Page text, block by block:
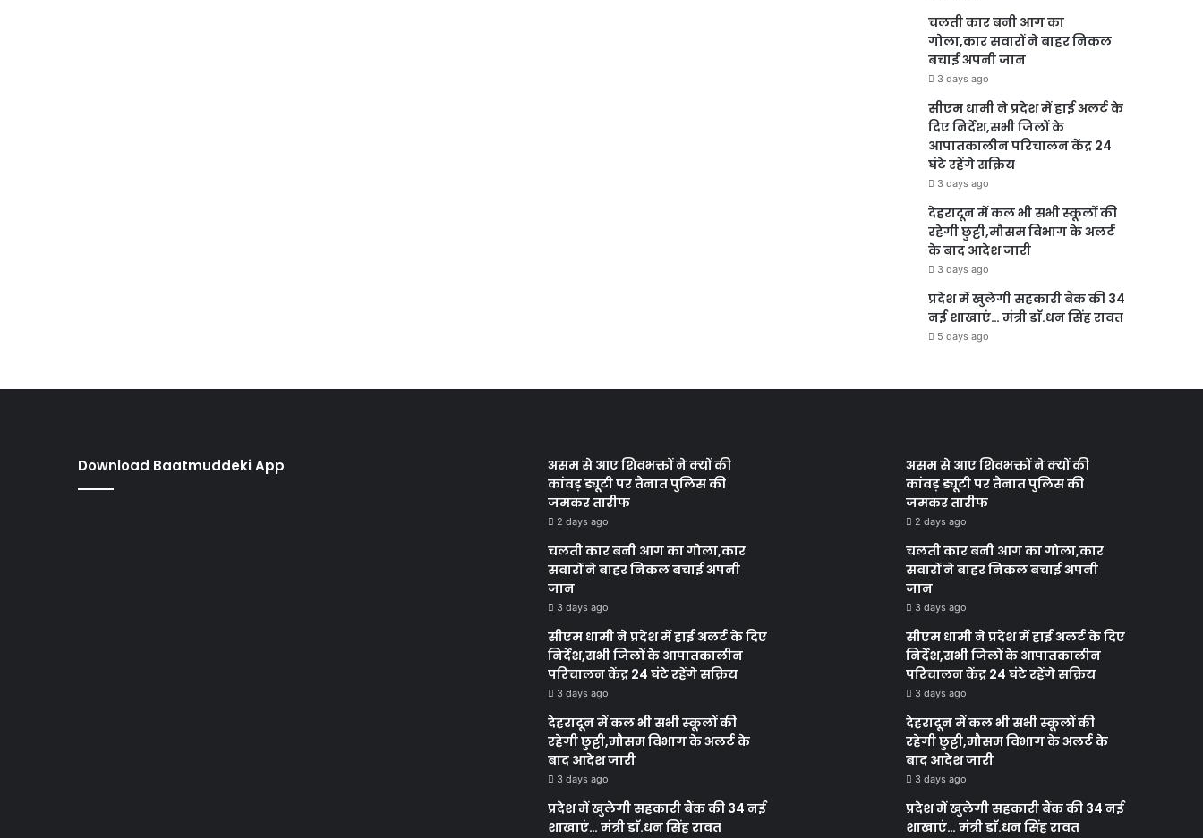
चलती कार बनी आग का
गोला,कार सवारों ने बाहर निकल
बचाई अपनी जान
3 days ago
सीएम धामी ने प्रदेश में हाई अलर्ट के
दिए निर्देश,सभी जिलों के
आपातकालीन परिचालन केंद्र 24
घंटे रहेंगे सक्रिय
3 days ago
देहरादून में कल भी सभी स्कूलों की
रहेगी छुट्टी,मौसम विभाग के अलर्ट
के बाद आदेश जारी
3 days ago
प्रदेश में खुलेगी सहकारी बैंक की 34
नई शाखाएं… मंत्री डाॅ.धन सिंह रावत
5 days ago
Download Baatmuddeki App
असम से आए शिवभक्तों ने क्यों की
कांवड़ ड्यूटी पर तैनात पुलिस की
जमकर तारीफ
2 days ago
चलती कार बनी आग का गोला,कार
सवारों ने बाहर निकल बचाई अपनी
जान
3 days ago
सीएम धामी ने प्रदेश में हाई अलर्ट के दिए
निर्देश,सभी जिलों के आपातकालीन
परिचालन केंद्र 24 घंटे रहेंगे सक्रिय
3 days ago
देहरादून में कल भी सभी स्कूलों की
रहेगी छुट्टी,मौसम विभाग के अलर्ट के
बाद आदेश जारी
3 days ago
प्रदेश में खुलेगी सहकारी बैंक की 34 नई
शाखाएं… मंत्री डाॅ.धन सिंह रावत
असम से आए शिवभक्तों ने क्यों की
कांवड़ ड्यूटी पर तैनात पुलिस की
जमकर तारीफ
2 days ago
चलती कार बनी आग का गोला,कार
सवारों ने बाहर निकल बचाई अपनी
जान
3 days ago
सीएम धामी ने प्रदेश में हाई अलर्ट के दिए
निर्देश,सभी जिलों के आपातकालीन
परिचालन केंद्र 24 घंटे रहेंगे सक्रिय
3 days ago
देहरादून में कल भी सभी स्कूलों की
रहेगी छुट्टी,मौसम विभाग के अलर्ट के
बाद आदेश जारी
3 days ago
प्रदेश में खुलेगी सहकारी बैंक की 34 नई
शाखाएं… मंत्री डाॅ.धन सिंह रावत